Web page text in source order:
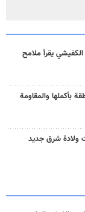
يقرأ ملامح
بأكملها والمقاومة
ولادة شرق جديد